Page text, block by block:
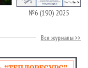
№6 (190) 2025
Все журналы